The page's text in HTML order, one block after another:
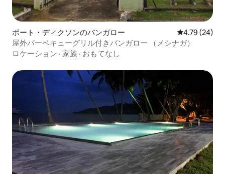
ポート・ディクソンのバンガロー レビュー24
4.79 (24)
屋外バーベキューグリル付きバンガロー （メシナガ）
ロケーション · 家族 · おもてなし